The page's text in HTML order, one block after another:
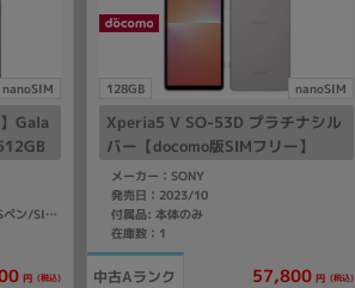
nanoSIM
Gala
リ
付属品: 箱/USBケーブル(CtoC)/Sペン/SIM取り出し用ピン/マニュアル
円 (税込)
128GB nanoSIM
Xperia5 V SO-53D プラチナシル
バー【docomo版SIMフリー】
メーカー：SONY
発売日：2023/10
付属品: 本体のみ
在庫数：1
中古Aランク 57,800 円 (税込)